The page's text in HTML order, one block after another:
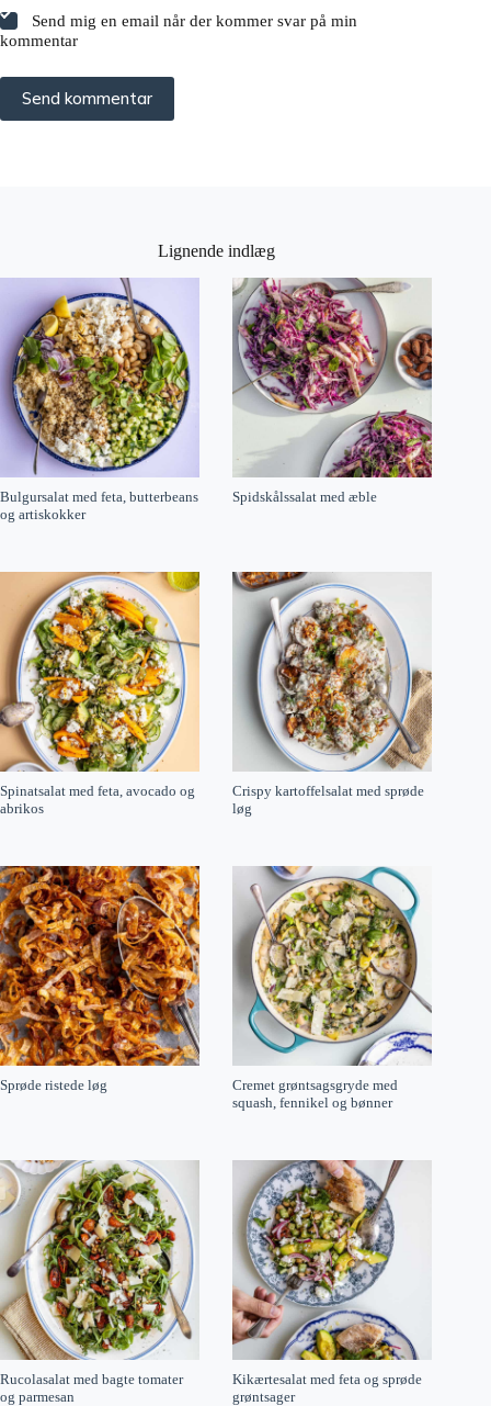
Send mig en email når der kommer svar på min
kommentar
Send kommentar
Lignende indlæg
Bulgursalat med feta, butterbeans
og artiskokker
Spidskålssalat med æble
Spinatsalat med feta, avocado og
abrikos
Crispy kartoffelsalat med sprøde
løg
Sprøde ristede løg
Cremet grøntsagsgryde med
squash, fennikel og bønner
Rucolasalat med bagte tomater
og parmesan
Kikærtesalat med feta og sprøde
grøntsager